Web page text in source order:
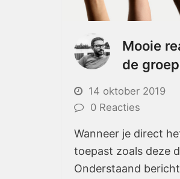
Mooie
de
14 oktober 2019
0 Reacties
Wanneer je direct
toepast zoals deze
Onderstaand